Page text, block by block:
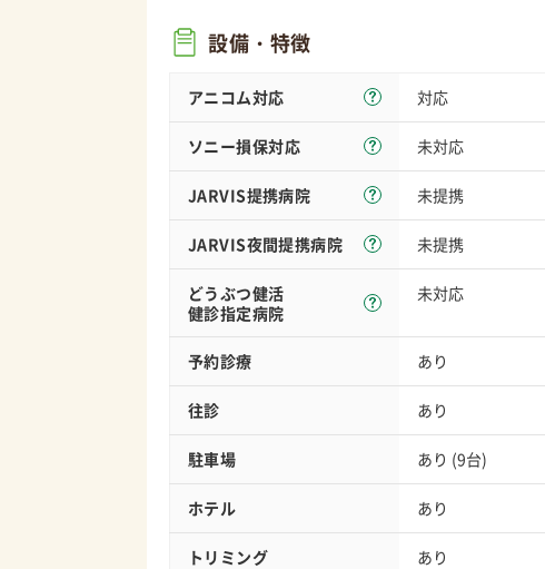
設備・特徴
アニコム対応 対応
ソニー損保対応 未対応
JARVIS提携病院 未提携
JARVIS夜間提携病院 未提携
どうぶつ健活
健診指定病院
未対応
予約診療 あり
往診 あり
駐車場 あり (9台)
ホテル あり
トリミング あり